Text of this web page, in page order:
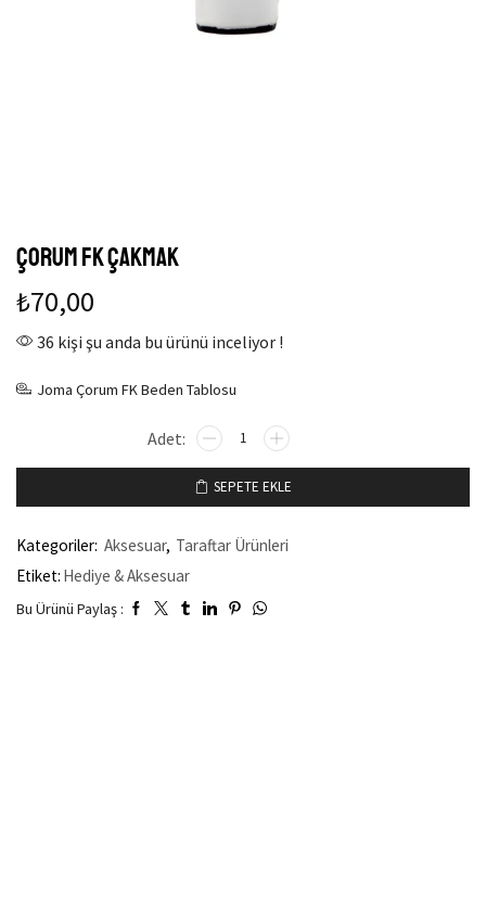
Çorum FK Çakmak
₺70,00
36 kişi şu anda bu ürünü inceliyor !
Joma Çorum FK Beden Tablosu
SEPETE EKLE
Kategoriler: Aksesuar, Taraftar Ürünleri
Etiket: Hediye & Aksesuar
Bu Ürünü Paylaş :